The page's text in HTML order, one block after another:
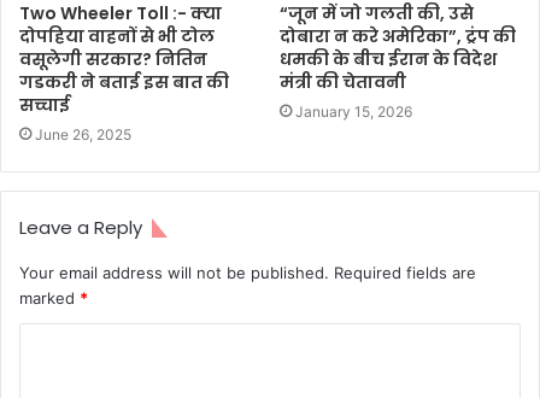
Two Wheeler Toll :- क्या
दोपहिया वाहनों से भी टोल
वसूलेगी सरकार? नितिन
गडकरी ने बताई इस बात की
सच्चाई
June 26, 2025
“जून में जो गलती की, उसे
दोबारा न करे अमेरिका”, ट्रंप की
धमकी के बीच ईरान के विदेश
मंत्री की चेतावनी
January 15, 2026
Leave a Reply
Your email address will not be published. Required fields are
marked *